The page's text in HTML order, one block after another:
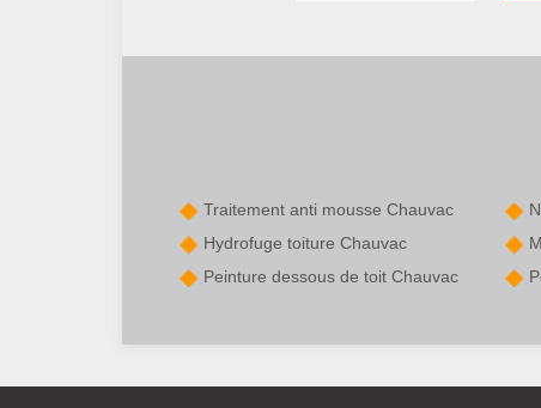
Traitement anti mousse Chauvac
Hydrofuge toiture Chauvac
Peinture dessous de toit Chauvac